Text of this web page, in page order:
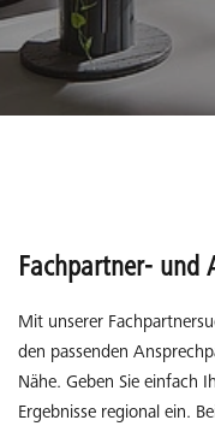
Fachpartner- und
Mit unserer
den passenden
Nähe. Geben Sie einfach
Ergebnisse regional ein.